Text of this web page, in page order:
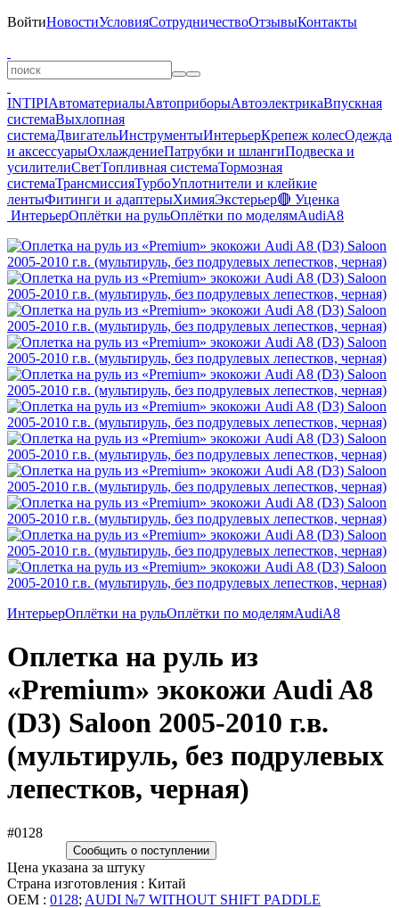
ВойтиНовостиУсловияСотрудничествоОтзывыКонтакты
INTIPIАвтоматериалыАвтоприборыАвтоэлектрикаВпускная
системаВыхлопная
системаДвигательИнструментыИнтерьерКрепеж колесОдежда
и аксессуарыОхлаждениеПатрубки и шлангиПодвеска и
усилителиСветТопливная системаТормозная
системаТрансмиссияТурбоУплотнители и клейкие
лентыФитинги и адаптерыХимияЭкстерьер🔴 Уценка
ИнтерьерОплётки на рульОплётки по моделямAudiA8
ИнтерьерОплётки на рульОплётки по моделямAudiA8
Оплетка на руль из
«Premium» экокожи Audi A8
(D3) Saloon 2005-2010 г.в.
(мультируль, без подрулевых
лепестков, черная)
#0128
Сообщить о поступлении
Цена указана за штуку
Страна изготовления : Китай
OEM : 0128; AUDI №7 WITHOUT SHIFT PADDLE